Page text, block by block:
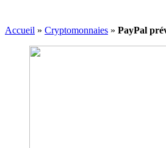
Accueil » Cryptomonnaies » PayPal